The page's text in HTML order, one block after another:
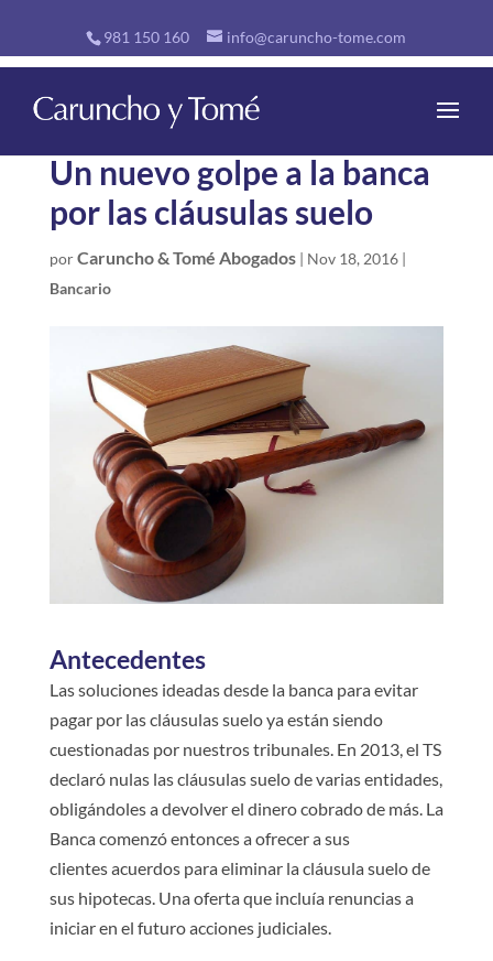
981 150 160 info@caruncho-tome.com
Un nuevo golpe a la banca
por las cláusulas suelo
porCaruncho & Tomé Abogados| Nov 18, 2016|
Bancario
Antecedentes
Las soluciones ideadas desde la banca para evitar
pagar por las cláusulas suelo ya están siendo
cuestionadas por nuestros tribunales. En 2013, el TS
declaró nulas las cláusulas suelo de varias entidades,
obligándoles a devolver el dinero cobrado de más. La
Banca comenzó entonces a ofrecer a sus
clientes acuerdos para eliminar la cláusula suelo de
sus hipotecas. Una oferta que incluía renuncias a
iniciar en el futuro acciones judiciales.